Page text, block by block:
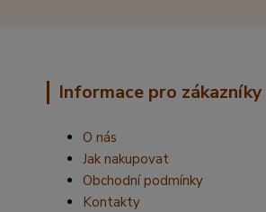
Informace pro zákazníky
O nás
Jak nakupovat
Obchodní podmínky
Kontakty